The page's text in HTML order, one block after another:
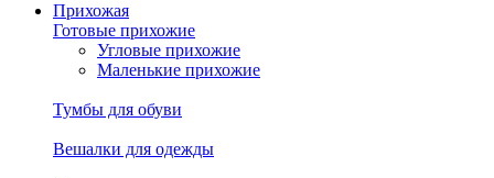
Прихожая
Готовые прихожие
Угловые прихожие
Маленькие прихожие
Тумбы для обуви
Вешалки для одежды